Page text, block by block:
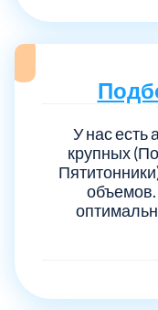
У нас есть
крупных